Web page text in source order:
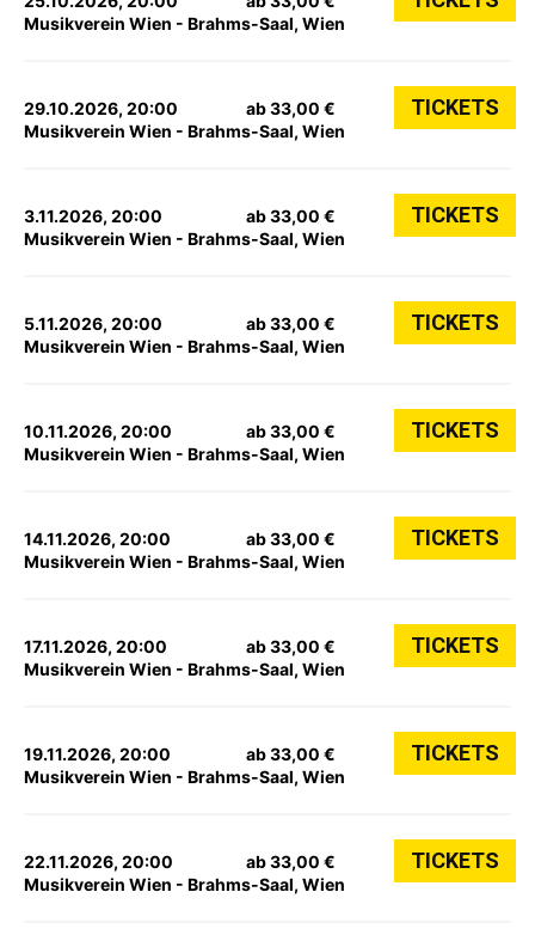
Musikverein Wien - Brahms-Saal, Wien
29.10.2026, 20:00
Musikverein Wien - Brahms-Saal, Wien
ab 33,00 € TICKETS
3.11.2026, 20:00
Musikverein Wien - Brahms-Saal, Wien
ab 33,00 € TICKETS
5.11.2026, 20:00
Musikverein Wien - Brahms-Saal, Wien
ab 33,00 € TICKETS
10.11.2026, 20:00
Musikverein Wien - Brahms-Saal, Wien
ab 33,00 € TICKETS
14.11.2026, 20:00
Musikverein Wien - Brahms-Saal, Wien
ab 33,00 € TICKETS
17.11.2026, 20:00
Musikverein Wien - Brahms-Saal, Wien
ab 33,00 € TICKETS
19.11.2026, 20:00
Musikverein Wien - Brahms-Saal, Wien
ab 33,00 € TICKETS
22.11.2026, 20:00
Musikverein Wien - Brahms-Saal, Wien
ab 33,00 € TICKETS